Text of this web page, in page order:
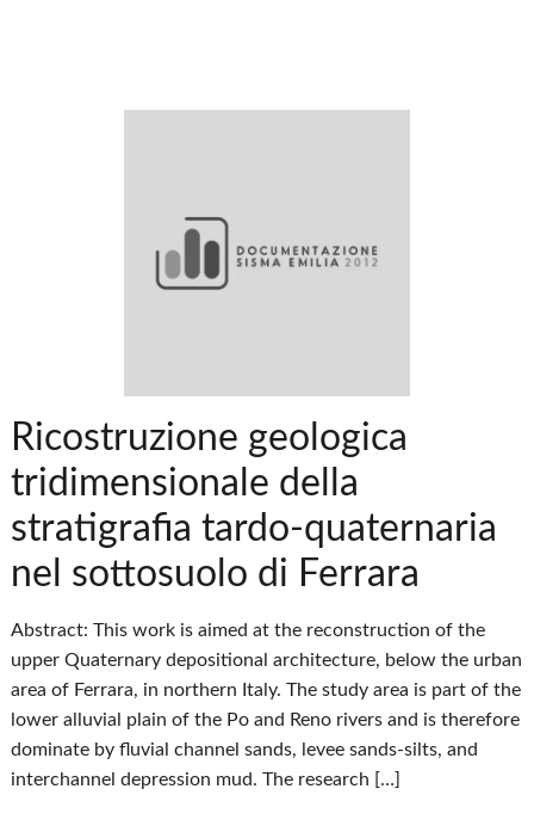
Ricostruzione geologica
tridimensionale della
stratigrafia tardo-quaternaria
nel sottosuolo di Ferrara
Abstract: This work is aimed at the reconstruction of the
upper Quaternary depositional architecture, below the urban
area of Ferrara, in northern Italy. The study area is part of the
lower alluvial plain of the Po and Reno rivers and is therefore
dominate by fluvial channel sands, levee sands-silts, and
interchannel depression mud. The research […]